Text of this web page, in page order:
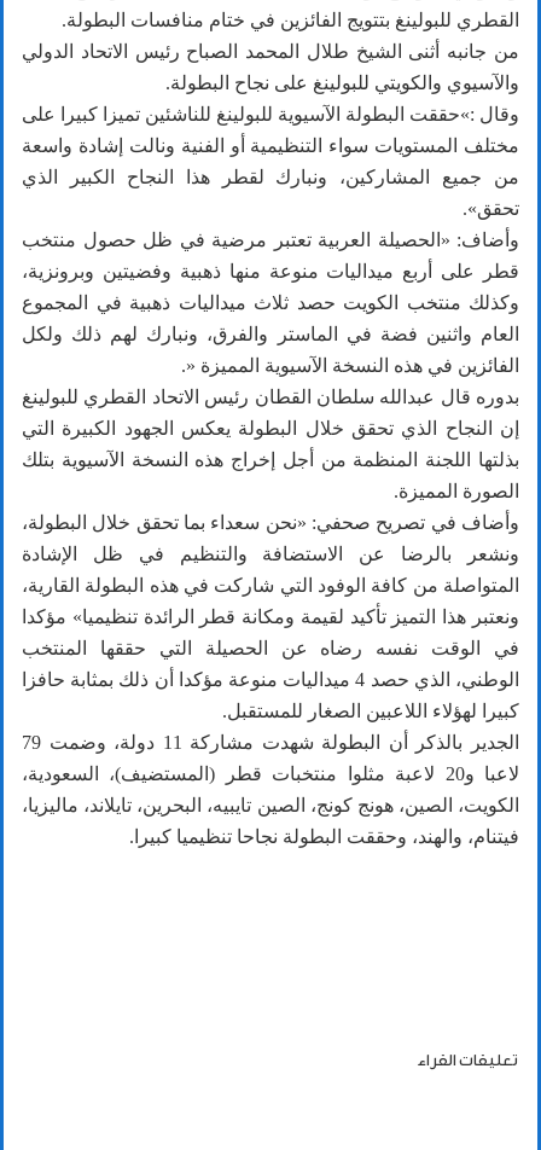
القطري للبولينغ بتتويج الفائزين في ختام منافسات البطولة.
من جانبه أثنى الشيخ طلال المحمد الصباح رئيس الاتحاد الدولي
والآسيوي والكويتي للبولينغ على نجاح البطولة.
وقال :»حققت البطولة الآسيوية للبولينغ للناشئين تميزا كبيرا على
مختلف المستويات سواء التنظيمية أو الفنية ونالت إشادة واسعة
من جميع المشاركين، ونبارك لقطر هذا النجاح الكبير الذي
تحقق».
وأضاف: «الحصيلة العربية تعتبر مرضية في ظل حصول منتخب
قطر على أربع ميداليات منوعة منها ذهبية وفضيتين وبرونزية،
وكذلك منتخب الكويت حصد ثلاث ميداليات ذهبية في المجموع
العام واثنين فضة في الماستر والفرق، ونبارك لهم ذلك ولكل
الفائزين في هذه النسخة الآسيوية المميزة «.
بدوره قال عبدالله سلطان القطان رئيس الاتحاد القطري للبولينغ
إن النجاح الذي تحقق خلال البطولة يعكس الجهود الكبيرة التي
بذلتها اللجنة المنظمة من أجل إخراج هذه النسخة الآسيوية بتلك
الصورة المميزة.
وأضاف في تصريح صحفي: «نحن سعداء بما تحقق خلال البطولة،
ونشعر بالرضا عن الاستضافة والتنظيم في ظل الإشادة
المتواصلة من كافة الوفود التي شاركت في هذه البطولة القارية،
ونعتبر هذا التميز تأكيد لقيمة ومكانة قطر الرائدة تنظيميا» مؤكدا
في الوقت نفسه رضاه عن الحصيلة التي حققها المنتخب
الوطني، الذي حصد 4 ميداليات منوعة مؤكدا أن ذلك بمثابة حافزا
كبيرا لهؤلاء اللاعبين الصغار للمستقبل.
الجدير بالذكر أن البطولة شهدت مشاركة 11 دولة، وضمت 79
لاعبا و20 لاعبة مثلوا منتخبات قطر (المستضيف)، السعودية،
الكويت، الصين، هونج كونج، الصين تايبيه، البحرين، تايلاند، ماليزيا،
فيتنام، والهند، وحققت البطولة نجاحا تنظيميا كبيرا.
تعليقات القراء